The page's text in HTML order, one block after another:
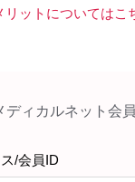
リットについてはこ
ディカルネット会
/会員ID